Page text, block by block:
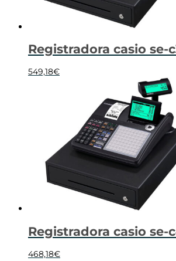
Registradora casio
549,18€
Registradora casio
468,18€